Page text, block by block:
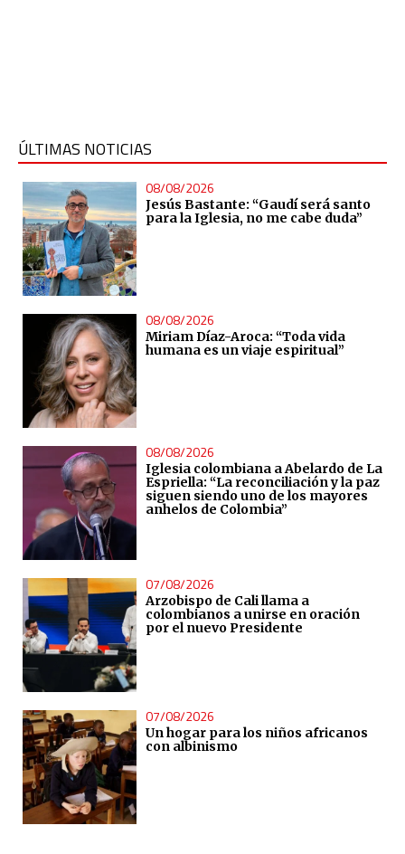
ÚLTIMAS NOTICIAS
08/08/2026
Jesús Bastante: “Gaudí será santo
para la Iglesia, no me cabe duda”
08/08/2026
Miriam Díaz-Aroca: “Toda vida
humana es un viaje espiritual”
08/08/2026
Iglesia colombiana a Abelardo de La
Espriella: “La reconciliación y la paz
siguen siendo uno de los mayores
anhelos de Colombia”
07/08/2026
Arzobispo de Cali llama a
colombianos a unirse en oración
por el nuevo Presidente
07/08/2026
Un hogar para los niños africanos
con albinismo